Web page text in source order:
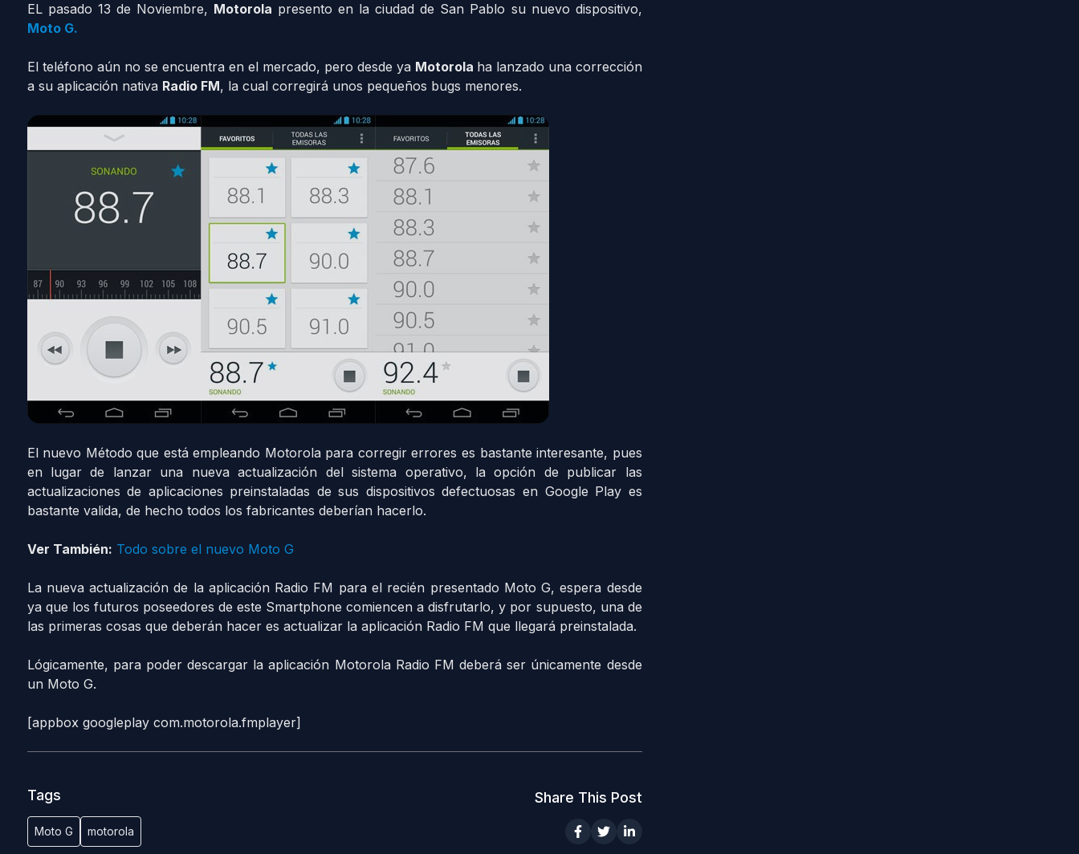
EL pasado 13 de Noviembre, Motorola presento en la ciudad de San Pablo su nuevo dispositivo,
Moto G.
El teléfono aún no se encuentra en el mercado, pero desde ya Motorola ha lanzado una corrección
a su aplicación nativa Radio FM, la cual corregirá unos pequeños bugs menores.
El nuevo Método que está empleando Motorola para corregir errores es bastante interesante, pues
en lugar de lanzar una nueva actualización del sistema operativo, la opción de publicar las
actualizaciones de aplicaciones preinstaladas de sus dispositivos defectuosas en Google Play es
bastante valida, de hecho todos los fabricantes deberían hacerlo.
Ver También: Todo sobre el nuevo Moto G
La nueva actualización de la aplicación Radio FM para el recién presentado Moto G, espera desde
ya que los futuros poseedores de este Smartphone comiencen a disfrutarlo, y por supuesto, una de
las primeras cosas que deberán hacer es actualizar la aplicación Radio FM que llegará preinstalada.
Lógicamente, para poder descargar la aplicación Motorola Radio FM deberá ser únicamente desde
un Moto G.
[appbox googleplay com.motorola.fmplayer]
Tags
Moto G motorola
Share This Post